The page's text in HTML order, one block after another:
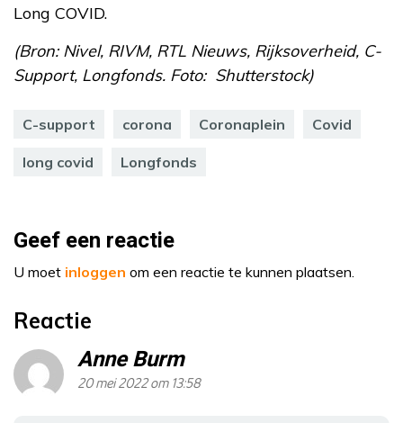
Long COVID.
(Bron: Nivel, RIVM, RTL Nieuws, Rijksoverheid, C-
Support, Longfonds. Foto: Shutterstock)
C-support corona Coronaplein Covid
long covid Longfonds
Geef een reactie
U moet inloggen om een reactie te kunnen plaatsen.
Reactie
Anne Burm
20 mei 2022 om 13:58